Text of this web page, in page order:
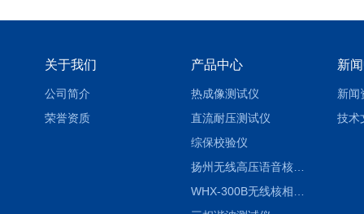
关于我们
公司简介
荣誉资质
产品中心
热成像测试仪
直流耐压测试仪
综保校验仪
扬州无线高压语音核相仪
新
新闻
技术